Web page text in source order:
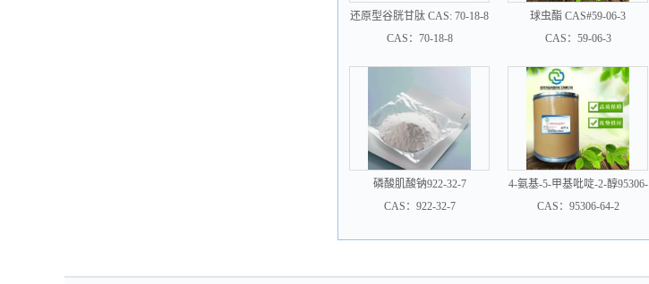
还原型谷胱甘肽 CAS: 70-18-8
CAS：70-18-8
球虫酯 CAS#59-06-3
CAS：59-06-3
磷酸肌酸钠922-32-7
CAS：922-32-7
4-氨基-5-甲基吡啶-2-醇95306-
64-2
CAS：95306-64-2